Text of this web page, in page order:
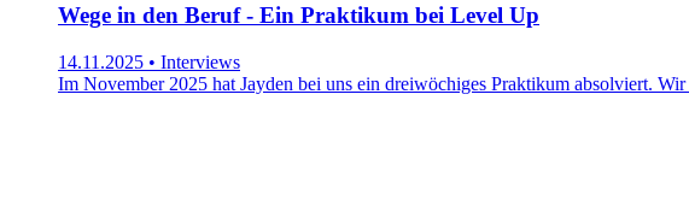
Wege in den Beruf - Ein Praktikum bei Level Up
14.11.2025 • Interviews
Im November 2025 hat Jayden bei uns ein dreiwöchiges Praktikum absolviert.